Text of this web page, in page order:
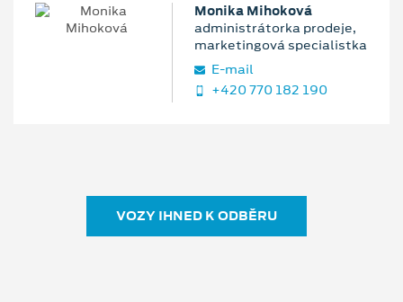
Monika Mihoková
administrátorka prodeje,
marketingová specialistka
E‑mail
+420 770 182 190
VOZY IHNED K ODBĚRU